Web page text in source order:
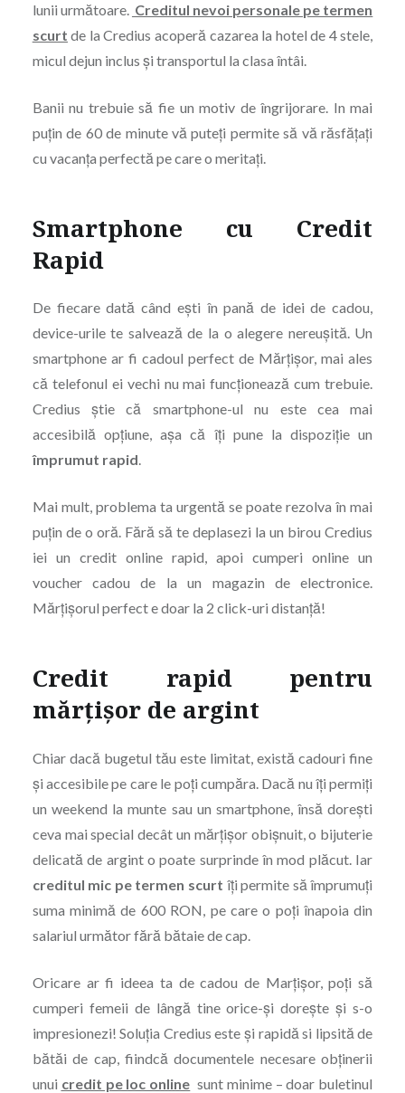
lunii următoare. Creditul nevoi personale pe termen
scurt de la Credius acoperă cazarea la hotel de 4 stele,
micul dejun inclus și transportul la clasa întâi.
Banii nu trebuie să fie un motiv de îngrijorare. In mai
puțin de 60 de minute vă puteți permite să vă răsfățați
cu vacanța perfectă pe care o meritați.
Smartphone cu Credit
Rapid
De fiecare dată când ești în pană de idei de cadou,
device-urile te salvează de la o alegere nereușită. Un
smartphone ar fi cadoul perfect de Mărțișor, mai ales
că telefonul ei vechi nu mai funcționează cum trebuie.
Credius știe că smartphone-ul nu este cea mai
accesibilă opțiune, așa că îți pune la dispoziție un
împrumut rapid.
Mai mult, problema ta urgentă se poate rezolva în mai
puțin de o oră. Fără să te deplasezi la un birou Credius
iei un credit online rapid, apoi cumperi online un
voucher cadou de la un magazin de electronice.
Mărțișorul perfect e doar la 2 click-uri distanță!
Credit rapid pentru
mărțișor de argint
Chiar dacă bugetul tău este limitat, există cadouri fine
și accesibile pe care le poți cumpăra. Dacă nu îți permiți
un weekend la munte sau un smartphone, însă dorești
ceva mai special decât un mărțișor obișnuit, o bijuterie
delicată de argint o poate surprinde în mod plăcut. Iar
creditul mic pe termen scurt îți permite să împrumuți
suma minimă de 600 RON, pe care o poți înapoia din
salariul următor fără bătaie de cap.
Oricare ar fi ideea ta de cadou de Marțișor, poți să
cumperi femeii de lângă tine orice-și dorește și s-o
impresionezi! Soluția Credius este și rapidă si lipsită de
bătăi de cap, fiindcă documentele necesare obținerii
unui credit pe loc online sunt minime – doar buletinul